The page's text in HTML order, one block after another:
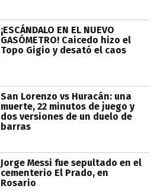
¡ESCÁNDALO EN EL NUEVO
GASÓMETRO! Caicedo hizo el
Topo Gigio y desató el caos
San Lorenzo vs Huracán: una
muerte, 22 minutos de juego y
dos versiones de un duelo de
barras
Jorge Messi fue sepultado en el
cementerio El Prado, en
Rosario